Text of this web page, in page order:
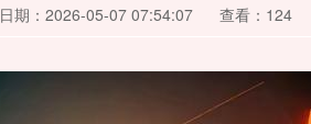
日期：2026-05-07 07:54:07 查看：124